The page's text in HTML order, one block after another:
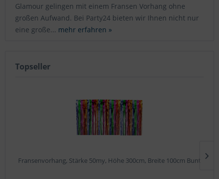
Glamour gelingen mit einem Fransen Vorhang ohne
großen Aufwand. Bei Party24 bieten wir Ihnen nicht nur
eine große... mehr erfahren »
Topseller
Fransenvorhang, Stärke 50my, Höhe 300cm, Breite 100cm Bunt